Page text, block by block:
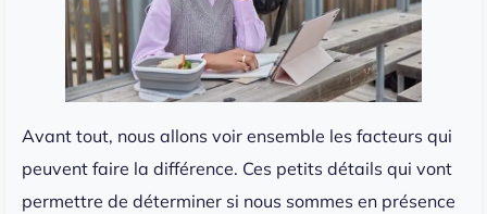
Avant tout, nous allons voir ensemble les facteurs qui
peuvent faire la différence. Ces petits détails qui vont
permettre de déterminer si nous sommes en présence